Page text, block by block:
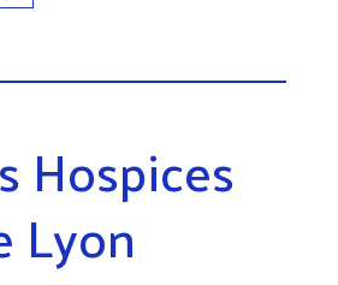
Hospices
Lyon